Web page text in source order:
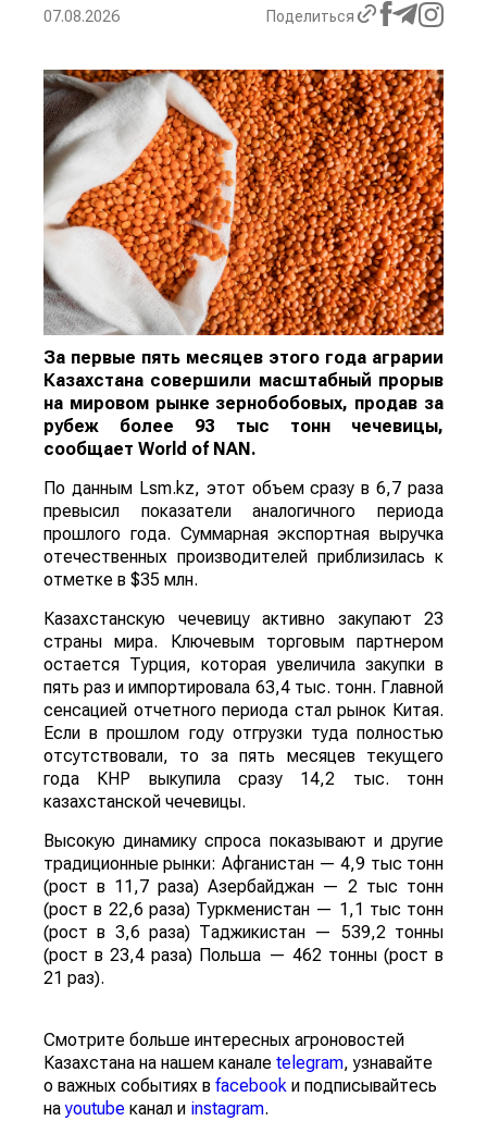
07.08.2026 Поделиться
За первые пять месяцев этого года аграрии
Казахстана совершили масштабный прорыв
на мировом рынке зернобобовых, продав за
рубеж более 93 тыс тонн чечевицы,
сообщает World of NAN .
По данным Lsm.kz, этот объем сразу в 6,7 раза
превысил показатели аналогичного периода
прошлого года. Суммарная экспортная выручка
отечественных производителей приблизилась к
отметке в $35 млн.
Казахстанскую чечевицу активно закупают 23
страны мира. Ключевым торговым партнером
остается Турция, которая увеличила закупки в
пять раз и импортировала 63,4 тыс. тонн. Главной
сенсацией отчетного периода стал рынок Китая.
Если в прошлом году отгрузки туда полностью
отсутствовали, то за пять месяцев текущего
года КНР выкупила сразу 14,2 тыс. тонн
казахстанской чечевицы.
Высокую динамику спроса показывают и другие
традиционные рынки: Афганистан — 4,9 тыс тонн
(рост в 11,7 раза) Азербайджан — 2 тыс тонн
(рост в 22,6 раза) Туркменистан — 1,1 тыс тонн
(рост в 3,6 раза) Таджикистан — 539,2 тонны
(рост в 23,4 раза) Польша — 462 тонны (рост в
21 раз).
Смотрите больше интересных агроновостей
Казахстана на нашем канале telegram, узнавайте
о важных событиях в facebook и подписывайтесь
наyoutube канал и instagram.